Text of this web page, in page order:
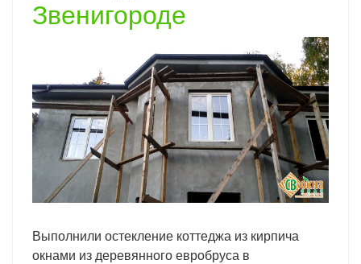
Звенигороде
Выполнили остекление коттеджа из кирпича
окнами из деревянного евробруса в